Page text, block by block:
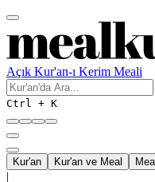
Açık Kur'an-ı Kerim Meali
Ctrl + K
Kur'an Kur'an ve Meal Meal
|